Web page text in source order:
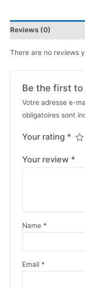
Reviews (0)
There are no reviews
Be the first to
Votre adresse e-
obligatoires sont
Your rating *
Your review *
Name *
Email *